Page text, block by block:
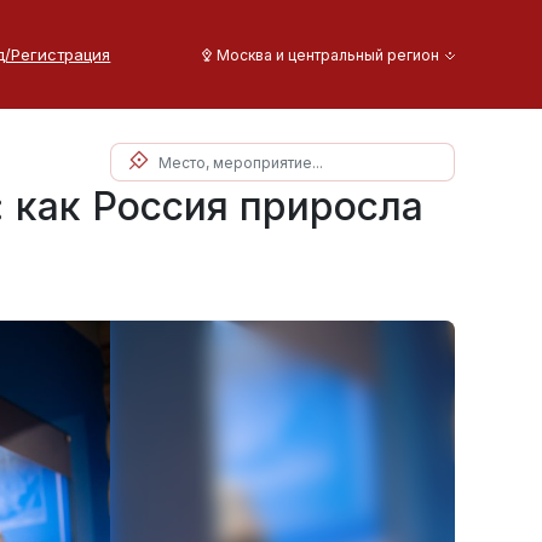
Регистрация Москва и центральный регион
Россия приросла